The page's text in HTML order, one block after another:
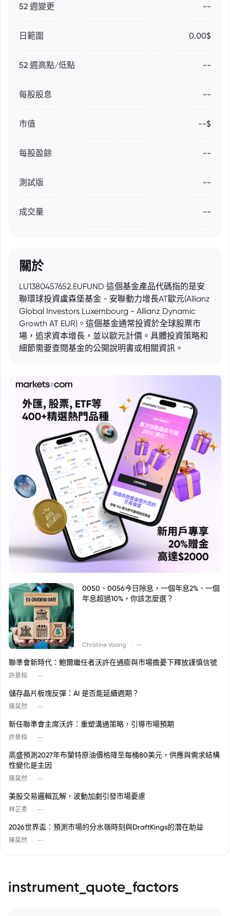
52 週變更 --
日範圍 0.00$
52 週高點/低點 --
每股股息 --
市值 --$
每股盈餘 --
測試版 --
成交量 --
關於
LU1380457652.EUFUND 這個基金產品代碼指的是安
聯環球投資盧森堡基金 - 安聯動力增長AT歐元(Allianz
Global Investors Luxembourg - Allianz Dynamic
Growth AT EUR)。這個基金通常投資於全球股票市
場，追求資本增長，並以歐元計價。具體投資策略和
細節需要查閱基金的公開說明書或相關資訊。
0050、0056今日除息，一個年息2%、一個
年息超過10%，你該怎麼選？
Christine Voong --
聯準會新時代：鮑爾繼任者沃許在通膨與市場擔憂下釋放謹慎信號
許景桓 --
儲存晶片板塊反彈：AI 是否能延續週期？
陳昊然 --
新任聯準會主席沃許：重塑溝通策略，引導市場預期
許景桓 --
高盛預測2027年布蘭特原油價格降至每桶80美元，供應與需求結構
性變化是主因
陳昊然 --
美股交易邏輯瓦解，波動加劇引發市場憂慮
林芷柔 --
2026世界盃：預測市場的分水嶺時刻與DraftKings的潛在助益
陳昊然 --
instrument_quote_factors